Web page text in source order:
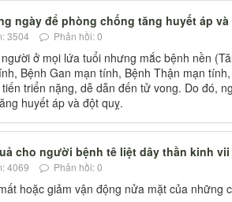
ngày để phòng chống tăng huyết áp
3504 Phản hồi: 0
ở mọi lứa tuổi nhưng mắc bệnh nền
Bệnh Gan mạn tính, Bệnh Thận mạn
triển nặng, dễ dẫn đến tử vong. Do đó,
huyết áp và đột quỵ.
cho người bệnh tê liệt dây thần kinh
4069 Phản hồi: 0
hoặc giảm vận động nửa mặt của những